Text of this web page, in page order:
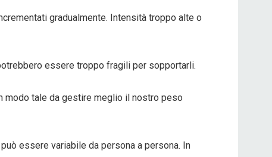
gradualmente. Intensità troppo alte o
essere troppo fragili per sopportarli.
modo tale da gestire meglio il nostro peso
essere variabile da persona a persona. In